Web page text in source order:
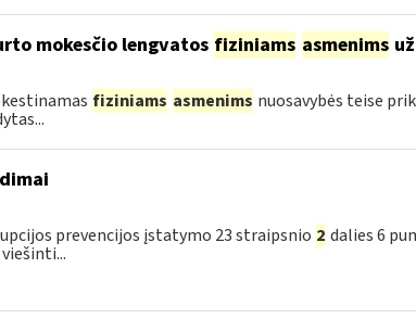
mokesčio lengvatos fiziniams asmenims
fiziniams asmenims nuosavybės teise
prevencijos įstatymo 23 straipsnio 2 dalies 6